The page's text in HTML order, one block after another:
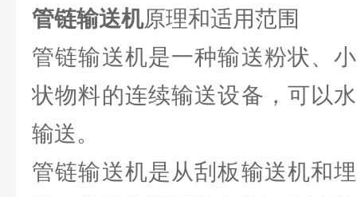
管链输送机原理和适用范围
管链输送机是一种输送粉状、
状物料的连续输送设备，可以
输送。
管链输送机是从刮板输送机和